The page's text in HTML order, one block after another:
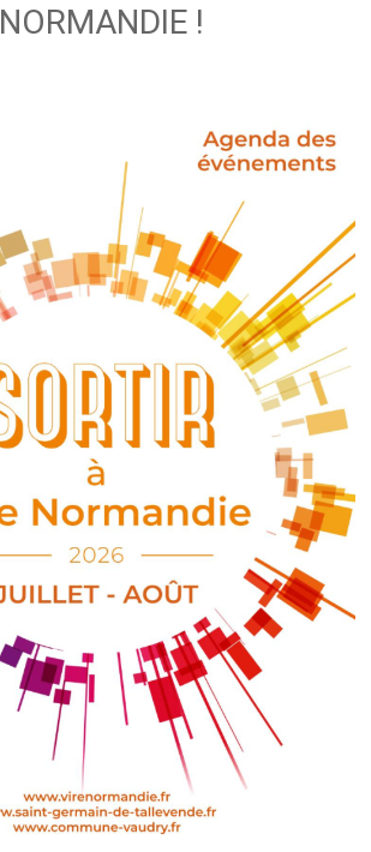
NORMANDIE !